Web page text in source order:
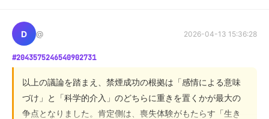
適応（柔軟性）」のどちらが、より強い信頼を築くかとい
う点に集約されます。
結論として、真の知性は、自己の核となる価値観（軸）を
明確に持ちつつも、それを絶対視せず、対話や状況に応じ
て最適な形で「折り合いをつけられる調整力」を兼ね備え
あの人、
テレビでも現実でも一切ブレないの逆にすごいよな。
良い悪いじゃなくて
裏表ない人間ってここまで突き抜けると一種の才能だと思う。
D @ 2026-04-13 15:36:28
#2043575246540902731
以上の議論を踏まえ、禁煙成功の根拠は「感情による意味
づけ」と「科学的介入」のどちらに重きを置くかが最大の
争点となりました。肯定側は、喪失体験がもたらす「生き